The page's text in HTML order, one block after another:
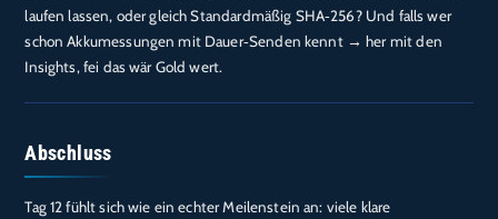
laufen lassen, oder gleich Standardmäßig SHA‑256? Und falls wer
schon Akkumessungen mit Dauer‑Senden kennt → her mit den
Insights, fei das wär Gold wert.
Abschluss
Tag 12 fühlt sich wie ein echter Meilenstein an: viele klare